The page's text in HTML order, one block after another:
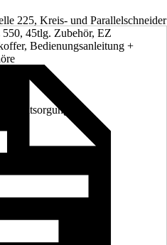
225, Kreis- und Parallelschneider
550, 45tlg. Zubehör, EZ
Bedienungsanleitung +
Entsorgung